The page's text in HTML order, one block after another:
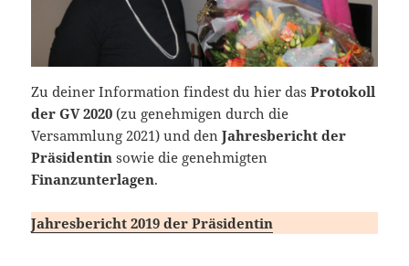
Zu deiner Information findest du hier dasProtokoll
der GV 2020 (zu genehmigen durch die
Versammlung 2021) und den Jahresbericht der
Präsidentin sowie die genehmigten
Finanzunterlagen.
Jahresbericht 2019 der Präsidentin